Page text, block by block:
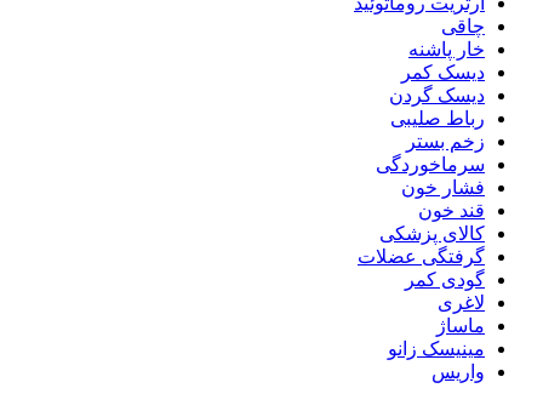
چاقی
خار پاشنه
دیسک کمر
دیسک گردن
رباط صلیبی
زخم بستر
سرماخوردگی
فشار خون
قند خون
کالای پزشکی
گرفتگی عضلات
گودی کمر
لاغری
ماساژ
مینیسک زانو
واریس